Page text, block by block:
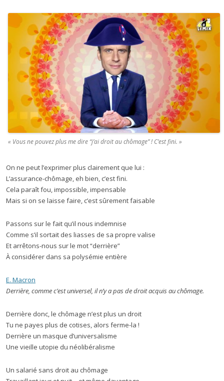
« Vous ne pouvez plus me dire “j’ai droit au chômage” ! C’est fini. »
On ne peut l’exprimer plus clairement que lui :
L’assurance-chômage, eh bien, c’est fini.
Cela paraît fou, impossible, impensable
Mais si on se laisse faire, c’est sûrement faisable
Passons sur le fait qu’il nous indemnise
Comme s’il sortait des liasses de sa propre valise
Et arrêtons-nous sur le mot “derrière”
À considérer dans sa polysémie entière
E. Macron
Derrière, comme c’est universel, il n’y a pas de droit acquis au chômage.
Derrière donc, le chômage n’est plus un droit
Tu ne payes plus de cotises, alors ferme-la !
Derrière un masque d’universalisme
Une vieille utopie du néolibéralisme
Un salarié sans droit au chômage